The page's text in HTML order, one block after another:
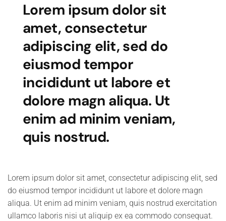
Lorem ipsum dolor sit
amet, consectetur
adipiscing elit, sed do
eiusmod tempor
incididunt ut labore et
dolore magn aliqua. Ut
enim ad minim veniam,
quis nostrud.
Lorem ipsum dolor sit amet, consectetur adipiscing elit, sed
do eiusmod tempor incididunt ut labore et dolore magn
aliqua. Ut enim ad minim veniam, quis nostrud exercitation
ullamco laboris nisi ut aliquip ex ea commodo consequat.